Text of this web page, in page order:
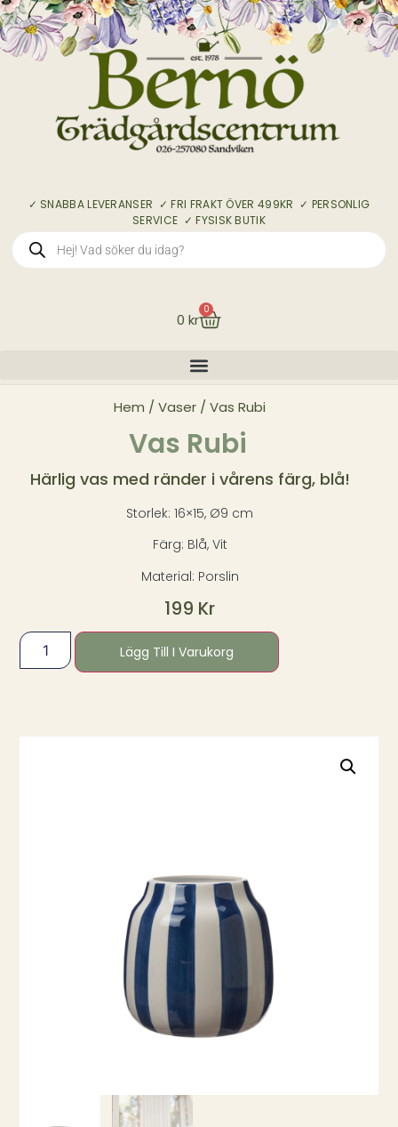
✓ SNABBA LEVERANSER ✓ FRI FRAKT ÖVER 499KR ✓ PERSONLIG
SERVICE ✓ FYSISK BUTIK
0 kr
0
Hem /Vaser / Vas Rubi
Vas Rubi
Härlig vas med ränder i vårens färg, blå!
Storlek: 16×15, Ø9 cm
Färg: Blå, Vit
Material: Porslin
199 Kr
Lägg Till I Varukorg